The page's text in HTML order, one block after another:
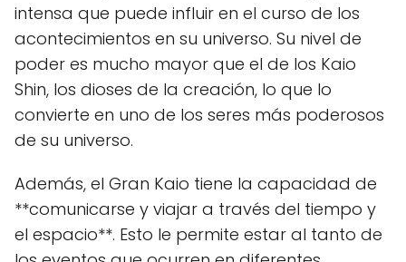
intensa que puede influir en el curso de los
acontecimientos en su universo. Su nivel de
poder es mucho mayor que el de los Kaio
Shin, los dioses de la creación, lo que lo
convierte en uno de los seres más poderosos
de su universo.
Además, el Gran Kaio tiene la capacidad de
**comunicarse y viajar a través del tiempo y
el espacio**. Esto le permite estar al tanto de